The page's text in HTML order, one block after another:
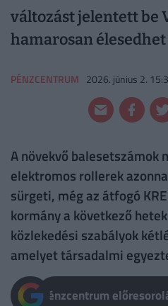
változást jelentett be
hamarosan
PÉNZCENTRUM 2026. június 2.
A növekvő balesetszámok
elektromos rollerek
sürgeti, még az átfogó
kormány a következő
közlekedési szabályok
amelyet társadalmi
Pénzcentrum